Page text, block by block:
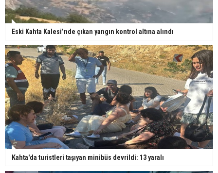
Eski Kahta Kalesi’nde çıkan yangın kontrol altına alındı
Kahta'da turistleri taşıyan minibüs devrildi: 13 yaralı